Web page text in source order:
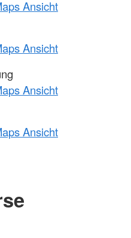
Ansicht
Ansicht
Ansicht
Ansicht